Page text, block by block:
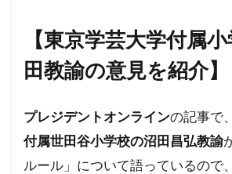
【東京学芸大学付属
田教諭の意見を紹介】
プレジデントオンラインの記事で、
付属世田谷小学校の沼田昌弘教諭
ルール」について語っているので